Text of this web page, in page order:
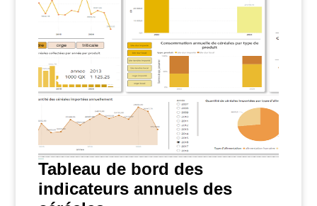
Tableau de bord des
indicateurs annuels des